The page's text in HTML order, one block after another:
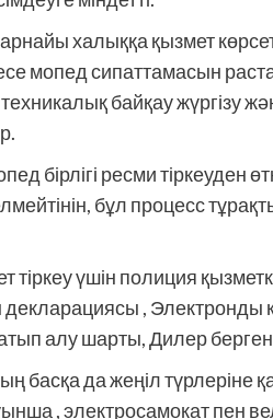
халыққа қызмет
мопед сипаттамасын
байқау жүргізу
бірлігі ресми тіркеуден
бұл процесс
тіркеу үшін полиция
декларациясы , Электронды
алу шарты, Дилер
басқа да жеңіл түрлеріне
, электросамокат пен